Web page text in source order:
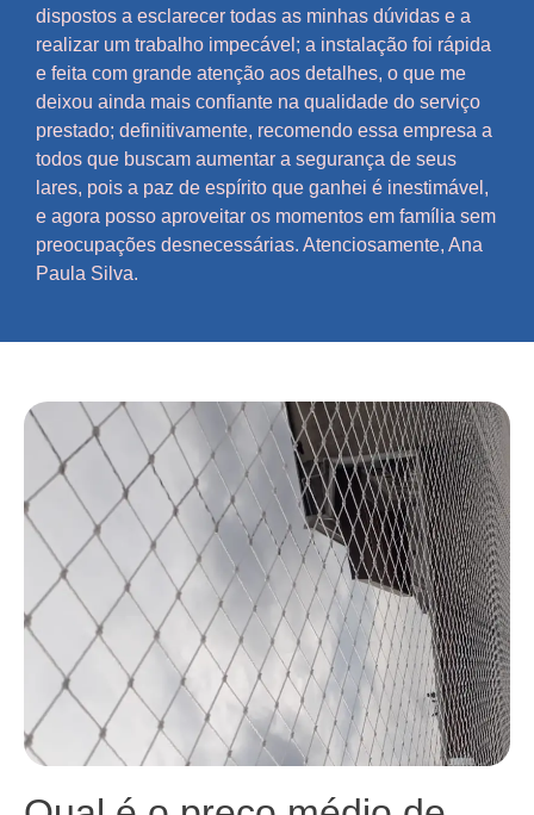
dispostos a esclarecer todas as minhas dúvidas e a
realizar um trabalho impecável; a instalação foi rápida
e feita com grande atenção aos detalhes, o que me
deixou ainda mais confiante na qualidade do serviço
prestado; definitivamente, recomendo essa empresa a
todos que buscam aumentar a segurança de seus
lares, pois a paz de espírito que ganhei é inestimável,
e agora posso aproveitar os momentos em família sem
preocupações desnecessárias. Atenciosamente, Ana
Paula Silva.